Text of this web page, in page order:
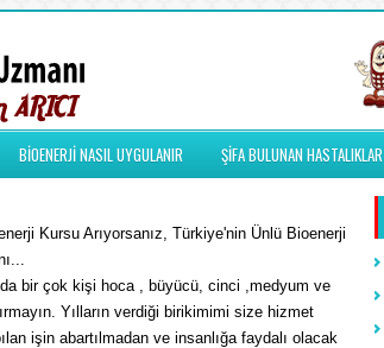
BİOENERJİ NASIL UYGULANIR ŞİFA BULUNAN HASTALIKLAR
Kursu Arıyorsanız, Türkiye'nin Ünlü Bioenerji
bir çok kişi hoca , büyücü, cinci ,medyum ve
Yılların verdiği birikimimi size hizmet
işin abartılmadan ve insanlığa faydalı olacak